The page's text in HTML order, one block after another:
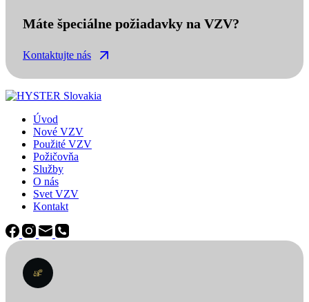
Máte špeciálne požiadavky na VZV?
Kontaktujte nás
Úvod
Nové VZV
Použité VZV
Požičovňa
Služby
O nás
Svet VZV
Kontakt